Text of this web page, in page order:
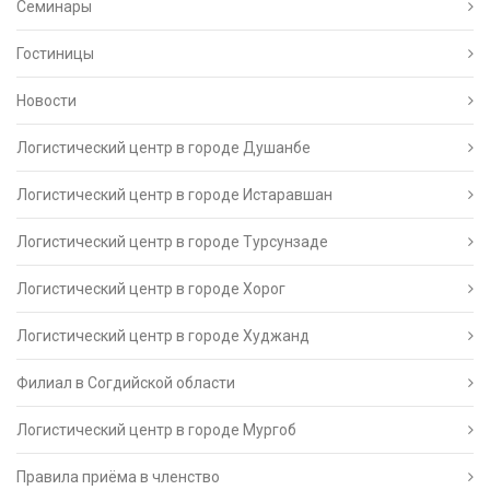
Семинары
Гостиницы
Новости
Логистический центр в городе Душанбе
Логистический центр в городе Истаравшан
Логистический центр в городе Турсунзаде
Логистический центр в городе Хорог
Логистический центр в городе Худжанд
Филиал в Согдийской области
Логистический центр в городе Мургоб
Правила приёма в членство